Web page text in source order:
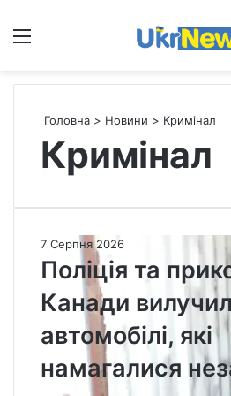
Головна > Новини > Кримінал
Кримінал
П
о
л
і
т
а
7 Серпня 2026
Поліція та
Канади
автомобілі, які
намагалися